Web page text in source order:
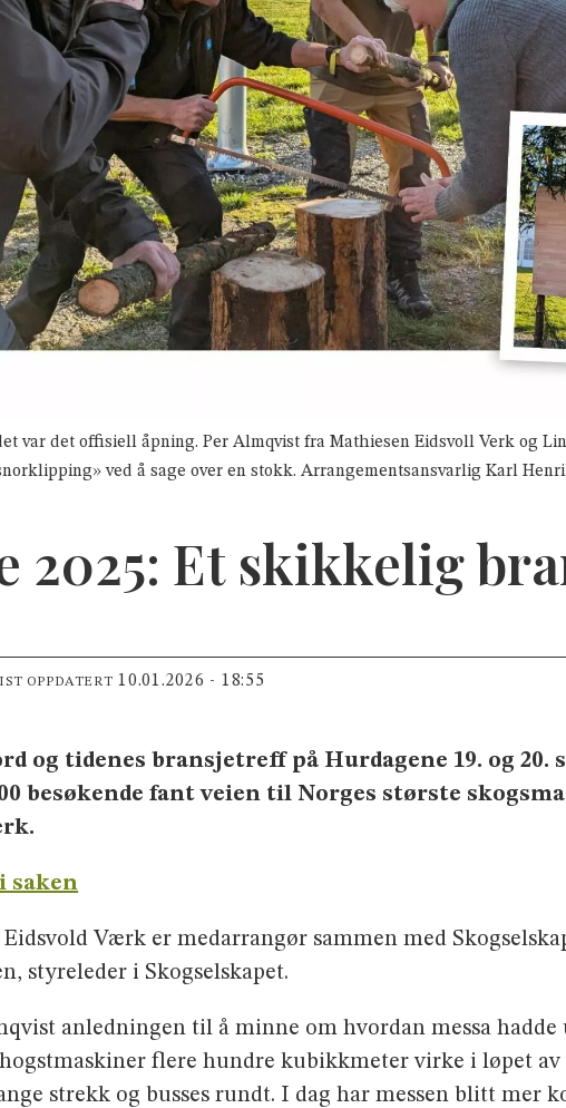
var det offisiell åpning. Per Almqvist fra Mathiesen Eidsvoll Verk og
ved å sage over en stokk. Arrangementsansvarlig Karl
2025: Et skikkelig
OPPDATERT 10.01.2026 - 18:55
og tidenes bransjetreff på Hurdagene 19. og 20.
besøkende fant veien til Norges største
saken
Værk er medarrangør sammen med
styreleder i Skogselskapet.
anledningen til å minne om hvordan messa hadde
hogstmaskiner flere hundre kubikkmeter virke i løpet
strekk og busses rundt. I dag har messen blitt mer